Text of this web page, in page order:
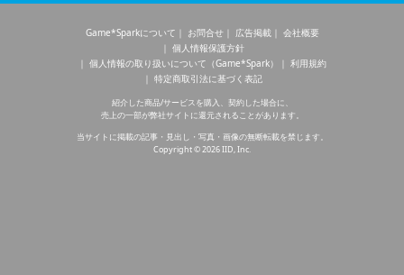
Game*Sparkについて お問合せ 広告掲載
会社概要
個人情報保護方針
個人情報の取り扱いについて（Game*Spark）
利用規約
特定商取引法に基づく表記
紹介した商品/サービスを購入、契約した場合に、
売上の一部が弊社サイトに還元されることがあります。
当サイトに掲載の記事・見出し・写真・画像の無断転載を禁じます。
Copyright © 2026 IID, Inc.